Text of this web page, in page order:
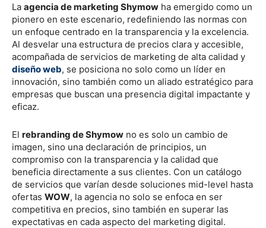
La agencia de marketing Shymow ha emergido como un
pionero en este escenario, redefiniendo las normas con
un enfoque centrado en la transparencia y la excelencia.
Al desvelar una estructura de precios clara y accesible,
acompañada de servicios de marketing de alta calidad y
diseño web, se posiciona no solo como un líder en
innovación, sino también como un aliado estratégico para
empresas que buscan una presencia digital impactante y
eficaz.
El rebranding de Shymow no es solo un cambio de
imagen, sino una declaración de principios, un
compromiso con la transparencia y la calidad que
beneficia directamente a sus clientes. Con un catálogo
de servicios que varían desde soluciones mid-level hasta
ofertas WOW, la agencia no solo se enfoca en ser
competitiva en precios, sino también en superar las
expectativas en cada aspecto del marketing digital.